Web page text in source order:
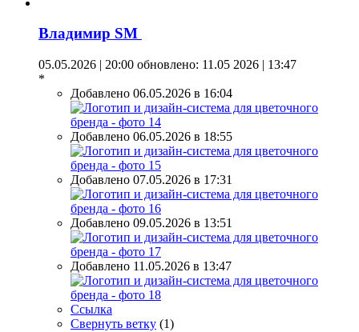
Владимир SM
05.05.2026 | 20:00 обновлено: 11.05 2026 | 13:47
*
Добавлено 06.05.2026 в 16:04
Добавлено 06.05.2026 в 18:55
Добавлено 07.05.2026 в 17:31
Добавлено 09.05.2026 в 13:51
Добавлено 11.05.2026 в 13:47
Ссылка
Свернуть ветку (1)